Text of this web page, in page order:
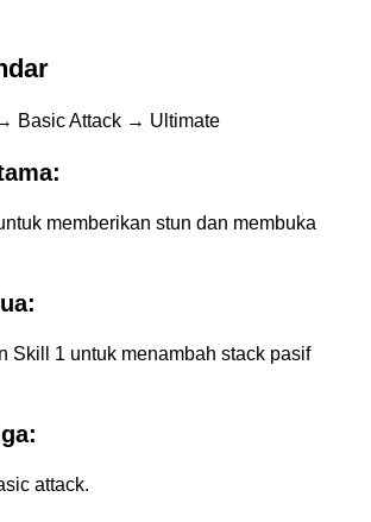
Basic Attack → Ultimate
memberikan stun dan membuka
Skill 1 untuk menambah stack pasif
attack.